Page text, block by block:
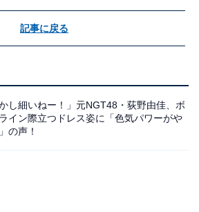
記事に戻る
かし細いねー！」元NGT48・荻野由佳、ボ
イン際立つドレス姿に「色気パワーがや
の声！